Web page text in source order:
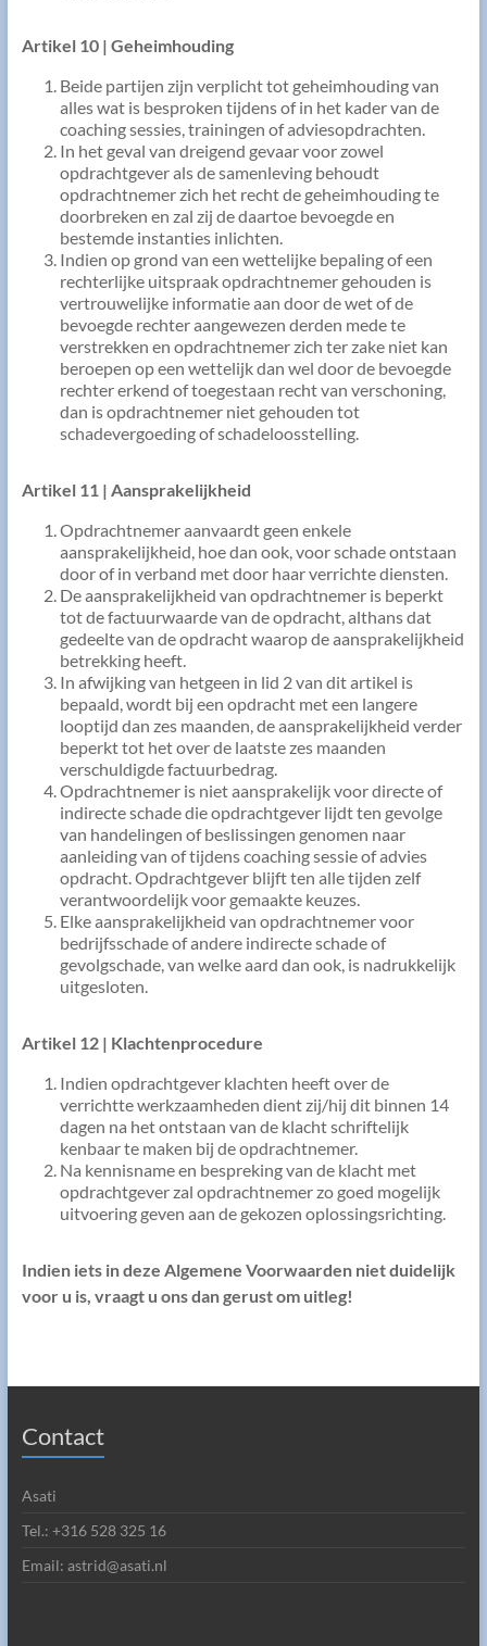
Artikel 10 | Geheimhouding
Beide partijen zijn verplicht tot geheimhouding van
alles wat is besproken tijdens of in het kader van de
coaching sessies, trainingen of adviesopdrachten.
In het geval van dreigend gevaar voor zowel
opdrachtgever als de samenleving behoudt
opdrachtnemer zich het recht de geheimhouding te
doorbreken en zal zij de daartoe bevoegde en
bestemde instanties inlichten.
Indien op grond van een wettelijke bepaling of een
rechterlijke uitspraak opdrachtnemer gehouden is
vertrouwelijke informatie aan door de wet of de
bevoegde rechter aangewezen derden mede te
verstrekken en opdrachtnemer zich ter zake niet kan
beroepen op een wettelijk dan wel door de bevoegde
rechter erkend of toegestaan recht van verschoning,
dan is opdrachtnemer niet gehouden tot
schadevergoeding of schadeloosstelling.
Artikel 11 | Aansprakelijkheid
Opdrachtnemer aanvaardt geen enkele
aansprakelijkheid, hoe dan ook, voor schade ontstaan
door of in verband met door haar verrichte diensten.
De aansprakelijkheid van opdrachtnemer is beperkt
tot de factuurwaarde van de opdracht, althans dat
gedeelte van de opdracht waarop de aansprakelijkheid
betrekking heeft.
In afwijking van hetgeen in lid 2 van dit artikel is
bepaald, wordt bij een opdracht met een langere
looptijd dan zes maanden, de aansprakelijkheid verder
beperkt tot het over de laatste zes maanden
verschuldigde factuurbedrag.
Opdrachtnemer is niet aansprakelijk voor directe of
indirecte schade die opdrachtgever lijdt ten gevolge
van handelingen of beslissingen genomen naar
aanleiding van of tijdens coaching sessie of advies
opdracht. Opdrachtgever blijft ten alle tijden zelf
verantwoordelijk voor gemaakte keuzes.
Elke aansprakelijkheid van opdrachtnemer voor
bedrijfsschade of andere indirecte schade of
gevolgschade, van welke aard dan ook, is nadrukkelijk
uitgesloten.
Artikel 12 | Klachtenprocedure
Indien opdrachtgever klachten heeft over de
verrichtte werkzaamheden dient zij/hij dit binnen 14
dagen na het ontstaan van de klacht schriftelijk
kenbaar te maken bij de opdrachtnemer.
Na kennisname en bespreking van de klacht met
opdrachtgever zal opdrachtnemer zo goed mogelijk
uitvoering geven aan de gekozen oplossingsrichting.
Indien iets in deze Algemene Voorwaarden niet duidelijk
voor u is, vraagt u ons dan gerust om uitleg!
Contact
Asati
Tel.: +316 528 325 16
Email: astrid@asati.nl